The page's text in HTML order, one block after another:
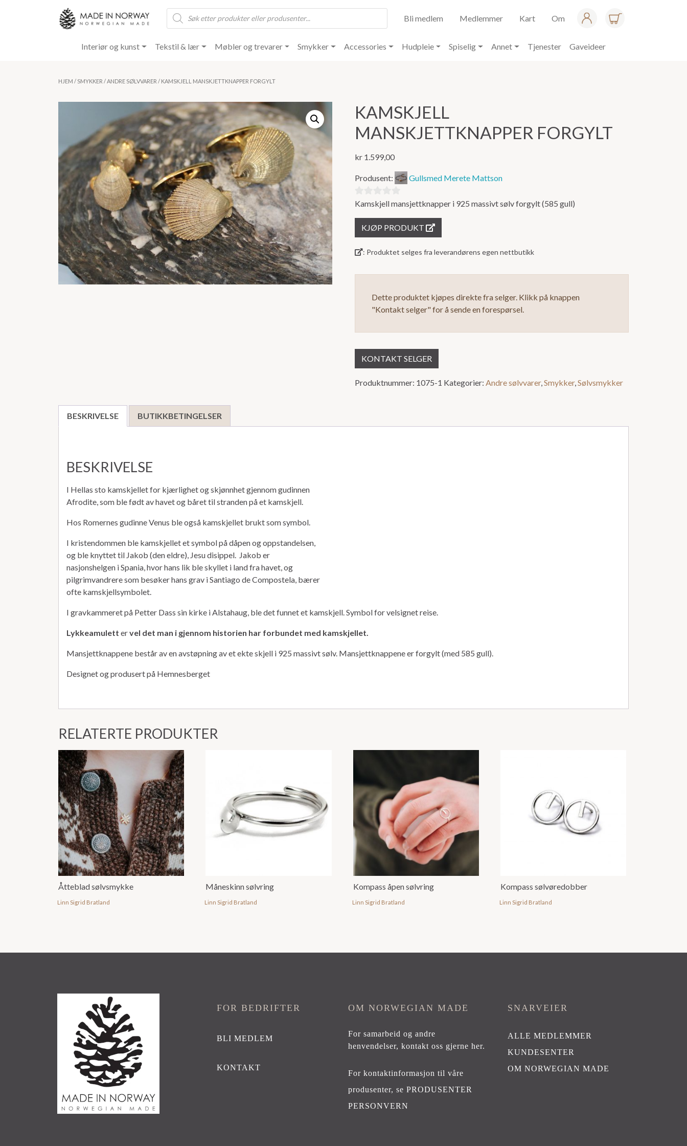
Products
search
Bli medlem Medlemmer Kart Om
Interiør og kunst Tekstil & lær Møbler og trevarer Smykker Accessories Hudpleie Spiselig Annet Tjenester Gaveideer
HJEM / SMYKKER /ANDRE SØLVVARER / KAMSKJELL MANSKJETTKNAPPER FORGYLT
KAMSKJELL
MANSKJETTKNAPPER FORGYLT
kr 1.599,00
Produsent: Gullsmed Merete Mattson
0
av
Kamskjell mansjettknapper i 925 massivt sølv forgylt (585 gull)
KJØP PRODUKT
: Produktet selges fra leverandørens egen nettbutikk
Dette produktet kjøpes direkte fra selger. Klikk på knappen
"Kontakt selger" for å sende en forespørsel.
KONTAKT SELGER
Produktnummer: 1075-1 Kategorier:Andre sølvvarer,Smykker,Sølvsmykker
BESKRIVELSE BUTIKKBETINGELSER
BESKRIVELSE
I Hellas sto kamskjellet for kjærlighet og skjønnhet gjennom gudinnen
Afrodite, som ble født av havet og båret til stranden på et kamskjell.
Hos Romernes gudinne Venus ble også kamskjellet brukt som symbol.
I kristendommen ble kamskjellet et symbol på dåpen og oppstandelsen,
og ble knyttet til Jakob (den eldre), Jesu disippel. Jakob er
nasjonshelgen i Spania, hvor hans lik ble skyllet i land fra havet, og
pilgrimvandrere som besøker hans grav i Santiago de Compostela, bærer
ofte kamskjellsymbolet.
I gravkammeret på Petter Dass sin kirke i Alstahaug, ble det funnet et kamskjell. Symbol for velsignet reise.
Lykkeamulett ervel det man i gjennom historien har forbundet med kamskjellet.
Mansjettknappene består av en avstøpning av et ekte skjell i 925 massivt sølv. Mansjettknappene er forgylt (med 585 gull).
Designet og produsert på Hemnesberget
RELATERTE PRODUKTER
Åtteblad sølvsmykke
Linn Sigrid Bratland
Måneskinn sølvring
Linn Sigrid Bratland
Kompass åpen sølvring
Linn Sigrid Bratland
Kompass sølvøredobber
Linn Sigrid Bratland
FOR BEDRIFTER
BLI MEDLEM
KONTAKT
OM NORWEGIAN MADE
For samarbeid og andre
henvendelser,kontakt oss gjerne her.
For kontaktinformasjon til våre
produsenter, sePRODUSENTER
PERSONVERN
SNARVEIER
ALLE MEDLEMMER
KUNDESENTER
OM NORWEGIAN MADE